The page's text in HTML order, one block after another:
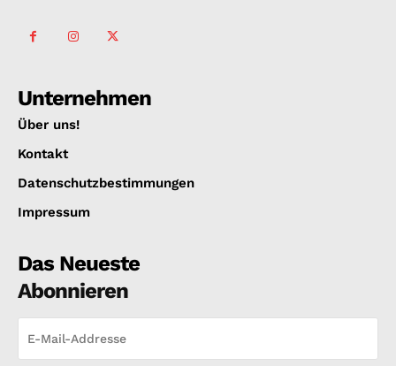
Unternehmen
Über uns!
Kontakt
Datenschutzbestimmungen
Impressum
Das Neueste
Abonnieren